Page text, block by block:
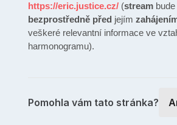
https://eric.justice.cz/ (stream
bezprostředně před jejím
veškeré relevantní informace ve
harmonogramu).
Pomohla vám tato stránka?